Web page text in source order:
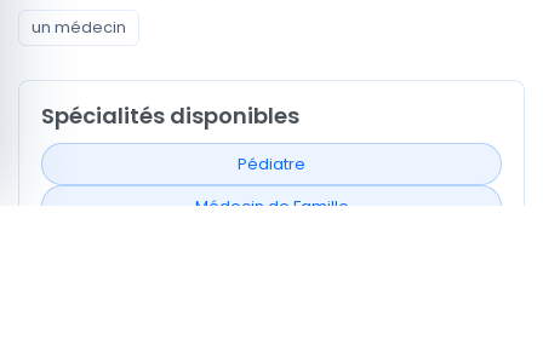
un médecin
Spécialités disponibles
Pédiatre
Médecin de Famille